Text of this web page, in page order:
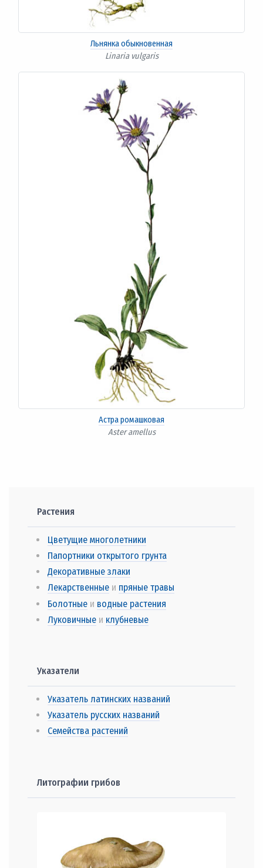
Льнянка обыкновенная
Linaria vulgaris
Астра ромашковая
Aster amellus
Растения
Цветущие многолетники
Папортники открытого грунта
Декоративные злаки
Лекарственныеи пряные травы
Болотныеи водные растения
Луковичныеи клубневые
Указатели
Указатель латинских названий
Указатель русских названий
Семейства растений
Литографии грибов